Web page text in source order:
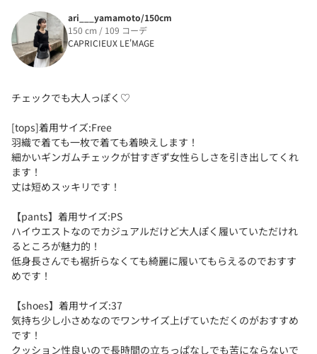
ari___yamamoto/150cm
150 cm / 109 コーデ
CAPRICIEUX LE'MAGE
チェックでも大人っぽく♡
[tops]着用サイズ:Free
羽織で着ても一枚で着ても着映えします！
細かいギンガムチェックが甘すぎず女性らしさを引き出してくれ
ます！
丈は短めスッキリです！
【pants】着用サイズ:PS
ハイウエストなのでカジュアルだけど大人ぽく履いていただけれ
るところが魅力的！
低身長さんでも裾折らなくても綺麗に履いてもらえるのでおすす
めです！
【shoes】着用サイズ:37
気持ち少し小さめなのでワンサイズ上げていただくのがおすすめ
です！
クッション性良いので長時間の立ちっぱなしでも苦にならないで